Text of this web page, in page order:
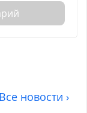
Все новости ›